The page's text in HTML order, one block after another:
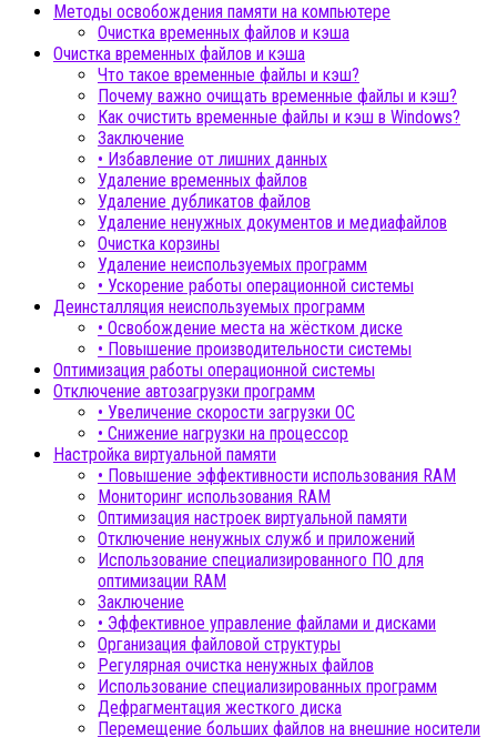
Методы освобождения памяти на компьютере
Очистка временных файлов и кэша
Очистка временных файлов и кэша
Что такое временные файлы и кэш?
Почему важно очищать временные файлы и кэш?
Как очистить временные файлы и кэш в Windows?
Заключение
• Избавление от лишних данных
Удаление временных файлов
Удаление дубликатов файлов
Удаление ненужных документов и медиафайлов
Очистка корзины
Удаление неиспользуемых программ
• Ускорение работы операционной системы
Деинсталляция неиспользуемых программ
• Освобождение места на жёстком диске
• Повышение производительности системы
Оптимизация работы операционной системы
Отключение автозагрузки программ
• Увеличение скорости загрузки ОС
• Снижение нагрузки на процессор
Настройка виртуальной памяти
• Повышение эффективности использования RAM
Мониторинг использования RAM
Оптимизация настроек виртуальной памяти
Отключение ненужных служб и приложений
Использование специализированного ПО для
оптимизации RAM
Заключение
• Эффективное управление файлами и дисками
Организация файловой структуры
Регулярная очистка ненужных файлов
Использование специализированных программ
Дефрагментация жесткого диска
Перемещение больших файлов на внешние носители